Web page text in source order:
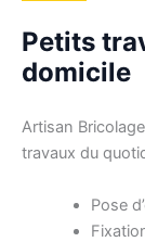
Petits
domicile
Artisan
travaux du
Pose